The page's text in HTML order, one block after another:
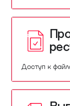
Доступ к